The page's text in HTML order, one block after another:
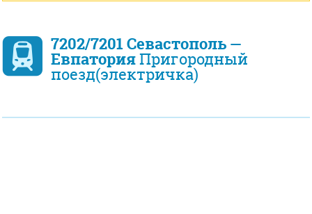
7202/7201 Севастополь —
ЕвпаторияПригородный
поезд(электричка)